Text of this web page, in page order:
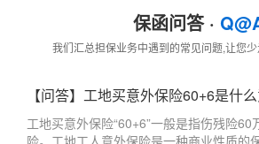
保函问答 ·
我们汇总担保业务中遇到的常见问题,让您少
【问答】工地买意外保险60+6是什
工地买意外保险“60+6”一般是指伤残险
险。工地工人意外保险是一种商业性质的